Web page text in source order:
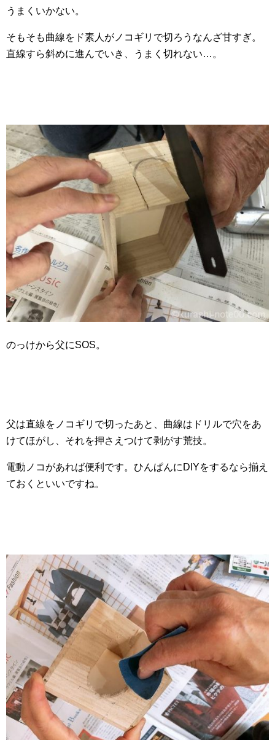
うまくいかない。
そもそも曲線をド素人がノコギリで切ろうなんざ甘すぎ。
直線すら斜めに進んでいき、うまく切れない…。
のっけから父にSOS。
父は直線をノコギリで切ったあと、曲線はドリルで穴をあ
けてほがし、それを押さえつけて剥がす荒技。
電動ノコがあれば便利です。ひんぱんにDIYをするなら揃え
ておくといいですね。